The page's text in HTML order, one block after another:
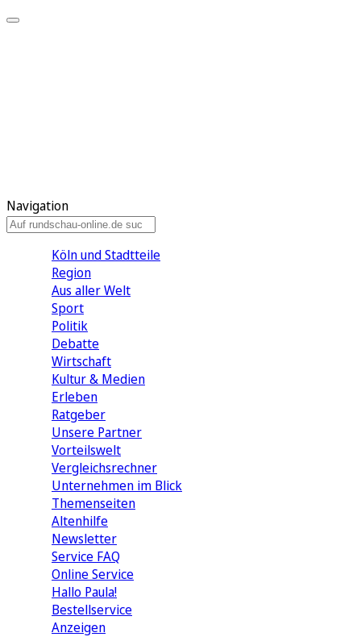
Navigation
Köln und Stadtteile
Region
Aus aller Welt
Sport
Politik
Debatte
Wirtschaft
Kultur & Medien
Erleben
Ratgeber
Unsere Partner
Vorteilswelt
Vergleichsrechner
Unternehmen im Blick
Themenseiten
Altenhilfe
Newsletter
Service FAQ
Online Service
Hallo Paula!
Bestellservice
Anzeigen